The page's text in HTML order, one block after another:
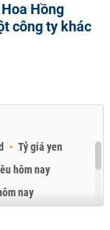
Hồng
công ty khác
Tỷ giá yen
hôm nay
nay